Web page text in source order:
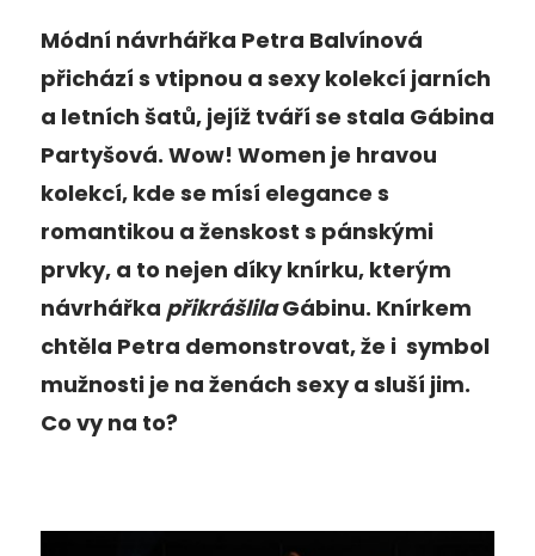
Módní návrhářka Petra Balvínová
přichází s vtipnou a sexy kolekcí jarních
a letních šatů, jejíž tváří se stala Gábina
Partyšová. Wow! Women je hravou
kolekcí, kde se mísí elegance s
romantikou a ženskost s pánskými
prvky, a to nejen díky knírku, kterým
návrhářka přikrášlilaGábinu. Knírkem
chtěla Petra demonstrovat, že i symbol
mužnosti je na ženách sexy a sluší jim.
Co vy na to?